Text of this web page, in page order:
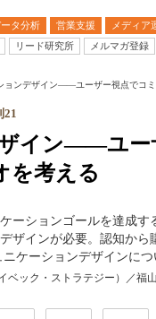
タ分析 営業支援 メディア
リード研究所 メルマガ登録
ンデザイン――ユーザー視点でコミ
イン――ユー
を考える
21
ーションゴールを達成す
ザインが必要。認知から
ケーションデザインにつ
ベック・ストラテジー）／福